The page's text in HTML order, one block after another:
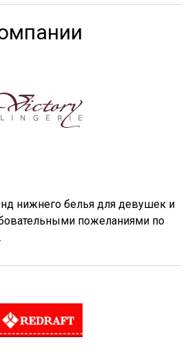
нижнего белья для девушек и
пожеланиями по